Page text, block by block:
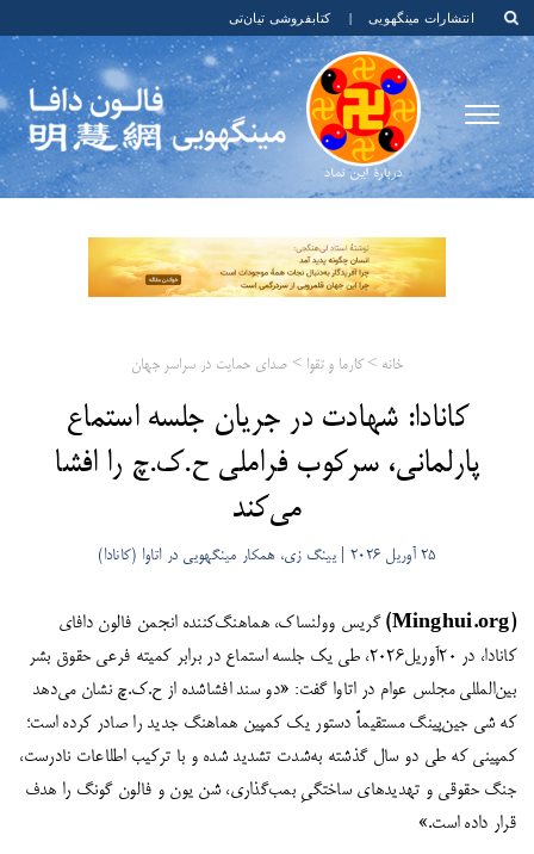
انتشارات مینگهویی | کتابفروشی تیان‌تی
خانه > کارما و تقوا > صدای حمایت در سراسر جهان
کانادا: شهادت در جریان جلسه استماع
پارلمانی، سرکوب فراملی ح.ک.چ را افشا
می‌کند
25 آوریل 2026 | یینگ زی، همکار مینگهویی در اتاوا (کانادا)
(Minghui.org)
گریس وولنساک، هماهنگ‌کننده انجمن فالون دافای
کانادا، در ۲۰آوریل۲۰۲۶، طی یک جلسه استماع در برابر کمیته فرعی حقوق بشر
بین‌المللی مجلس عوام در اتاوا گفت: «دو سند افشاشده از ح.ک.چ نشان می‌دهد
که شی جین‌پینگ مستقیماً دستور یک کمپین هماهنگ جدید را صادر کرده است؛
کمپینی که طی دو سال گذشته به‌شدت تشدید شده و با ترکیب اطلاعات نادرست،
جنگ حقوقی و تهدیدهای ساختگیِ بمب‌گذاری، شن یون و فالون گونگ را هدف
قرار داده است.»